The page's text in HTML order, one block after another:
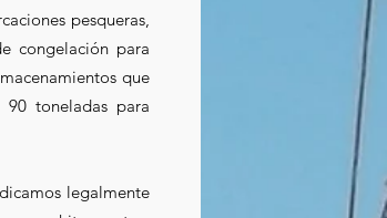
pesqueras,
congelación para
que
90 toneladas para
legalmente